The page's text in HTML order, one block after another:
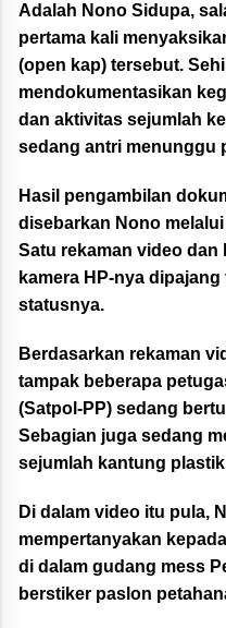
Adalah Nono Sidupa,
pertama kali
(open kap) tersebut.
mendokumentasikan
dan aktivitas sejumlah
sedang antri menunggu
Hasil pengambilan
disebarkan Nono
Satu rekaman video dan
kamera HP-nya
statusnya.
Berdasarkan rekaman
tampak beberapa
(Satpol-PP) sedang
Sebagian juga sedang
sejumlah kantung
Di dalam video itu pula,
mempertanyakan
di dalam gudang mess
berstiker paslon